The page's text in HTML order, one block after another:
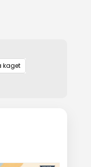
kaget